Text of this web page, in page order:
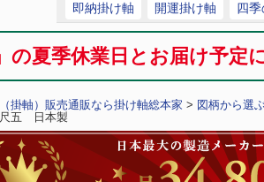
即納掛け軸 開運掛け軸 四
の夏季休業日とお届け予
掛軸）販売通販なら掛け軸総本家 > 図柄から選
五 日本製